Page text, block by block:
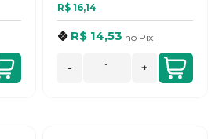
R$ 16,14
R$ 14,53 no Pix
- +